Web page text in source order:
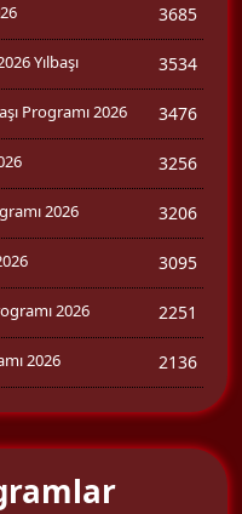
3685
Yılbaşı 3534
Programı 2026 3476
3256
2026 3206
3095
2026 2251
2026 2136